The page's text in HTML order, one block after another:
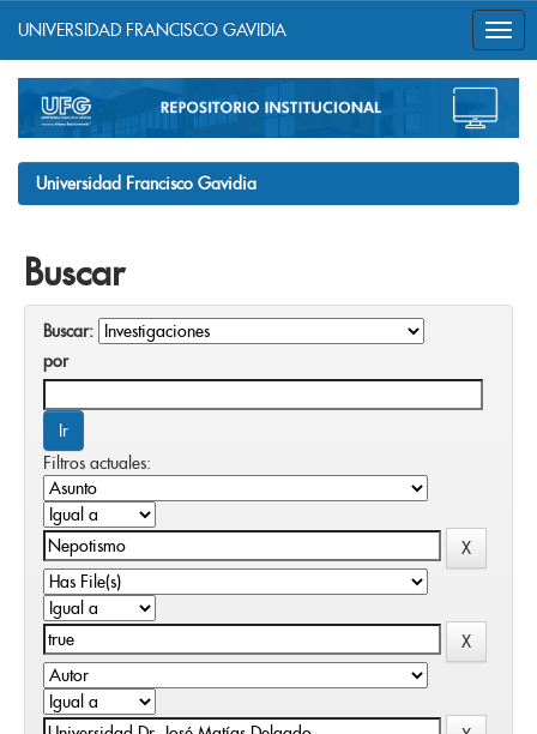
navigation
UNIVERSIDAD FRANCISCO GAVIDIA
Universidad Francisco Gavidia
Buscar
Buscar:
por
Filtros actuales: